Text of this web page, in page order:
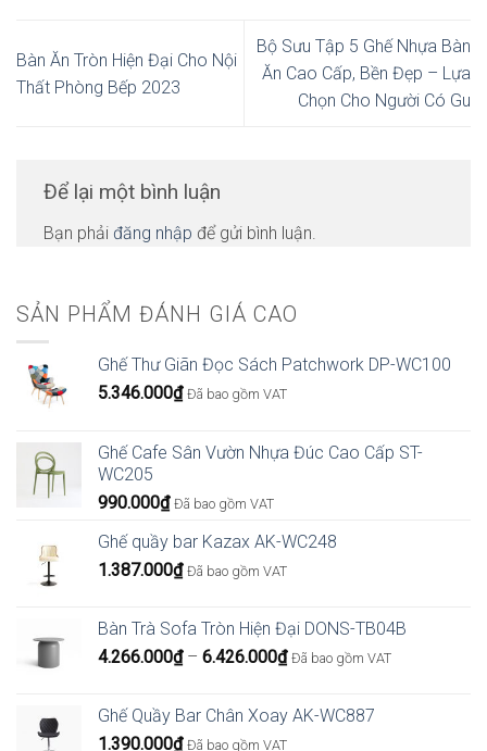
SẢN PHẨM ĐÁNH GIÁ CAO
Ghế Thư Giãn Đọc Sách Patchwork DP-WC100
5.346.000₫ Đã bao gồm VAT
Ghế Cafe Sân Vườn Nhựa Đúc Cao Cấp ST-
WC205
990.000₫ Đã bao gồm VAT
Ghế quầy bar Kazax AK-WC248
1.387.000₫ Đã bao gồm VAT
Bàn Trà Sofa Tròn Hiện Đại DONS-TB04B
4.266.000₫ – 6.426.000₫Khoảng
4.266.000₫
Đã bao gồm VAT
Ghế Quầy Bar Chân Xoay AK-WC887
1.390.000₫ Đã bao gồm VAT
Bàn Ăn Tròn Hiện Đại Cho Nội
Thất Phòng Bếp 2023
Bộ Sưu Tập 5 Ghế Nhựa Bàn
Ăn Cao Cấp, Bền Đẹp – Lựa
Chọn Cho Người Có Gu
Để lại một bình luận
Bạn phải đăng nhập để gửi bình luận.